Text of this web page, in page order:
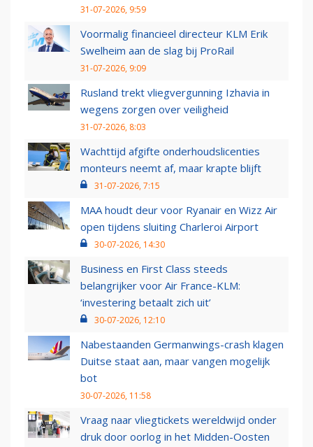
31-07-2026, 9:59
Voormalig financieel directeur KLM Erik
Swelheim aan de slag bij ProRail
31-07-2026, 9:09
Rusland trekt vliegvergunning Izhavia in
wegens zorgen over veiligheid
31-07-2026, 8:03
Wachttijd afgifte onderhoudslicenties
monteurs neemt af, maar krapte blijft
31-07-2026, 7:15
MAA houdt deur voor Ryanair en Wizz Air
open tijdens sluiting Charleroi Airport
30-07-2026, 14:30
Business en First Class steeds
belangrijker voor Air France-KLM:
‘investering betaalt zich uit’
30-07-2026, 12:10
Nabestaanden Germanwings-crash klagen
Duitse staat aan, maar vangen mogelijk
bot
30-07-2026, 11:58
Vraag naar vliegtickets wereldwijd onder
druk door oorlog in het Midden-Oosten